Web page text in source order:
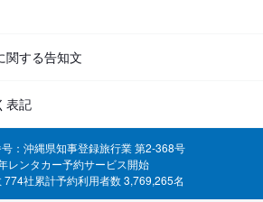
関する告知文
表記
：沖縄県知事登録旅行業 第2-368号
レンタカー予約サービス開始
774社累計予約利用者数 3,769,265名